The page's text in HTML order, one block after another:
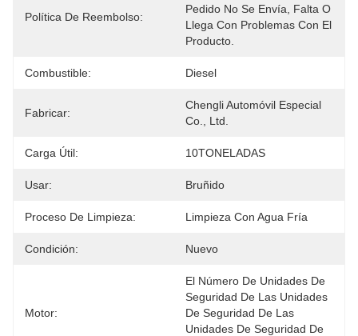
Política De Reembolso:
Pedido No Se Envía, Falta O
Llega Con Problemas Con El
Producto.
Combustible: Diesel
Fabricar:
Chengli Automóvil Especial
Co., Ltd.
Carga Útil: 10TONELADAS
Usar: Bruñido
Proceso De Limpieza: Limpieza Con Agua Fría
Condición: Nuevo
Motor:
El Número De Unidades De
Seguridad De Las Unidades
De Seguridad De Las
Unidades De Seguridad De